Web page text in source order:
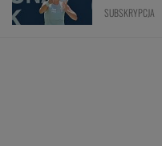
SUBSKRYPCJA